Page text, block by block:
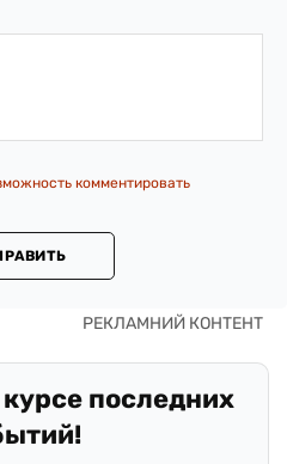
комментировать
последних